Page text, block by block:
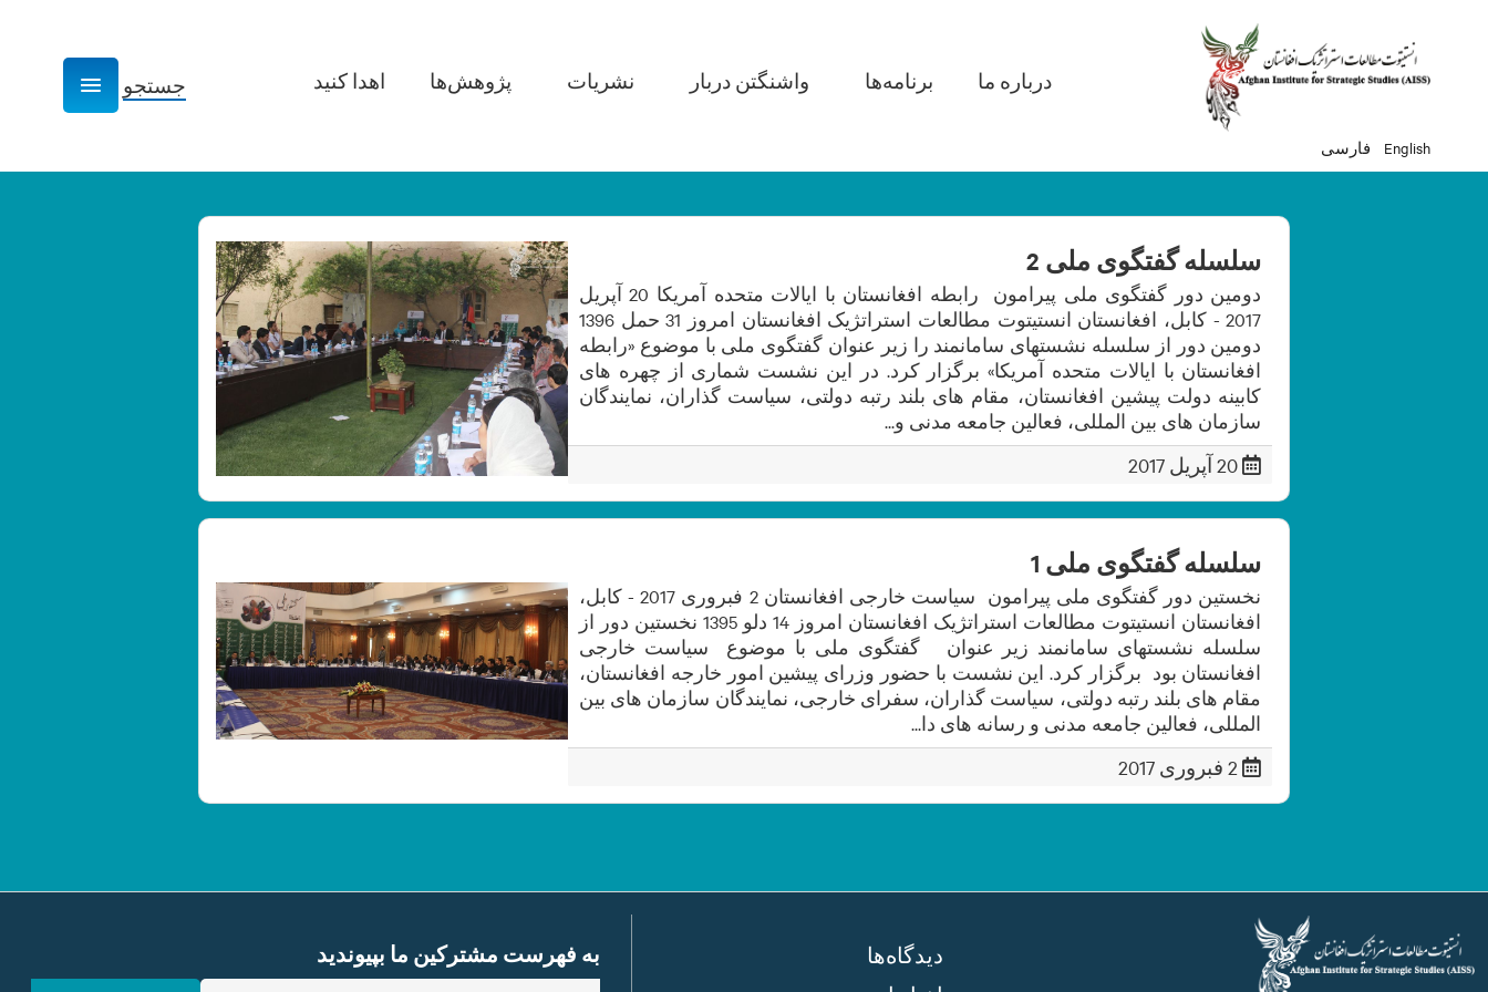
English فارسی
Main navigation
درباره ما برنامه‌ها واشنگتن دربار نشریات پژوهش­‌ها اهدا کنید جستجو Show navigation
سلسله گفتگوی ملی 2
دومین دور گفتگوی ملی پیرامون رابطه افغانستان با ایالات متحده آمریکا 20 آپریل
2017 - کابل، افغانستان انستیتوت مطالعات استراتژیک افغانستان امروز 31 حمل 1396
دومین دور از سلسله نشستهای سامانمند را زیر عنوان گفتگوی ملی با موضوع «رابطه
افغانستان با ایالات متحده آمریکا» برگزار کرد. در این نشست شماری از چهره های
کابینه دولت پیشین افغانستان، مقام های بلند رتبه دولتی، سیاست گذاران، نمایندگان
سازمان های بین المللی، فعالین جامعه مدنی و...
20 آپریل 2017
سلسله گفتگوی ملی 1
نخستین دور گفتگوی ملی پیرامون سیاست خارجی افغانستان 2 فبروری 2017 - کابل،
افغانستان انستیتوت مطالعات استراتژیک افغانستان امروز 14 دلو 1395 نخستین دور از
سلسله نشستهای سامانمند زیر عنوان گفتگوی ملی با موضوع سیاست خارجی
افغانستان بود برگزار کرد. این نشست با حضور وزرای پیشین امور خارجه افغانستان،
مقام های بلند رتبه دولتی، سیاست گذاران، سفرای خارجی، نمایندگان سازمان های بین
المللی، فعالین جامعه مدنی و رسانه های دا...
2 فبروری 2017
دیدگاه‌ها
به فهرست مشترکین ما بپیوندید